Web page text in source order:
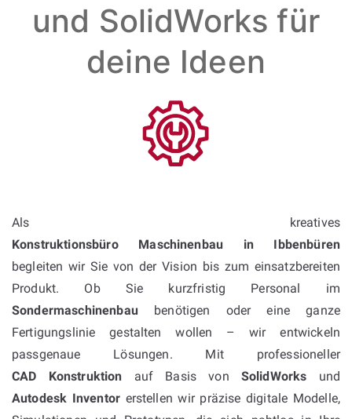
und SolidWorks für
deine Ideen
Als kreatives
Konstruktionsbüro Maschinenbau in Ibbenbüren
begleiten wir Sie von der Vision bis zum einsatzbereiten
Produkt. Ob Sie kurzfristig Personal im
Sondermaschinenbaubenötigen oder eine ganze
Fertigungslinie gestalten wollen – wir entwickeln
passgenaue Lösungen. Mit professioneller
CAD Konstruktion auf Basis von SolidWorks und
Autodesk Inventor erstellen wir präzise digitale Modelle,